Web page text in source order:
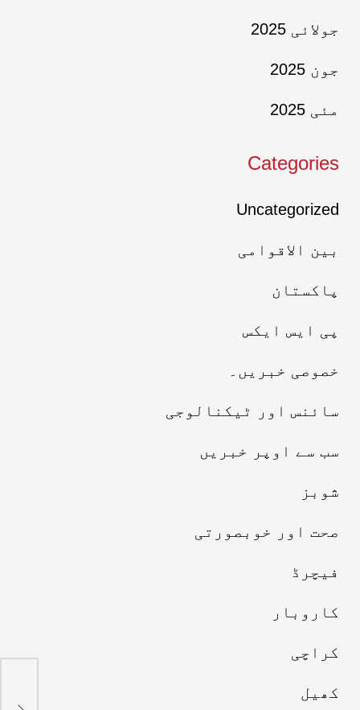
جولائی 2025
جون 2025
مئی 2025
Categories
Uncategorized
بین الاقوامی
پاکستان
پی ایس ایکس
خصوصی خبریں۔
سائنس اور ٹیکنالوجی
سب سے اوپر خبریں
شوبز
صحت اور خوبصورتی
فیچرڈ
کاروبار
کراچی
کھیل